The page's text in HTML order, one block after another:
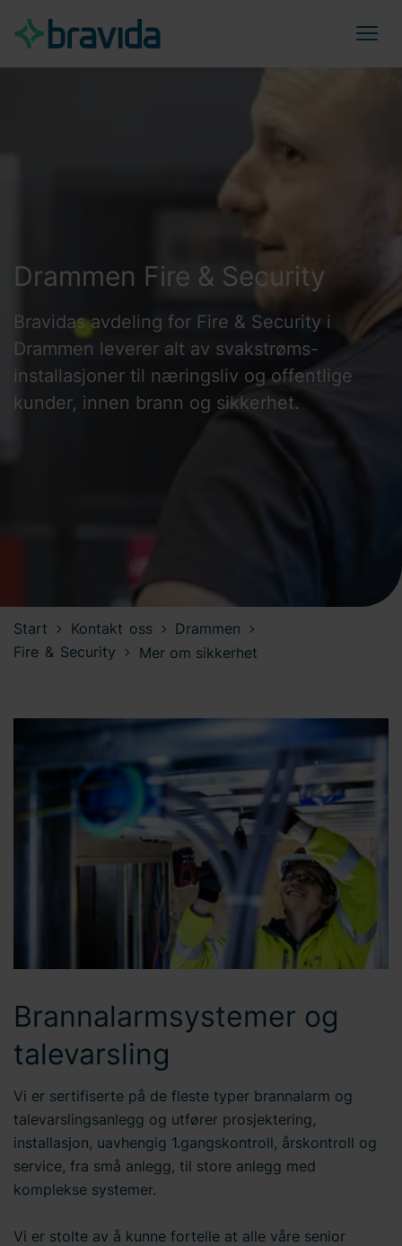
Drammen Fire & Security
Bravidas avdeling for Fire & Security i
Drammen leverer alt av svakstrøms-
installasjoner til næringsliv og offentlige
kunder, innen brann og sikkerhet.
Start Kontakt oss
Drammen
Fire & Security
Mer om sikkerhet
Brannalarmsystemer og
talevarsling
Vi er sertifiserte på de fleste typer brannalarm og
talevarslingsanlegg og utfører prosjektering,
installasjon, uavhengig 1.gangskontroll, årskontroll og
service, fra små anlegg, til store anlegg med
komplekse systemer.
Vi er stolte av å kunne fortelle at alle våre senior